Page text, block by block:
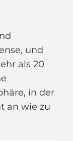
und
als 20
in der
an wie zu